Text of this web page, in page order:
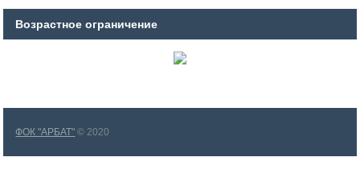
Возрастное ограничение
ФОК "АРБАТ" © 2020